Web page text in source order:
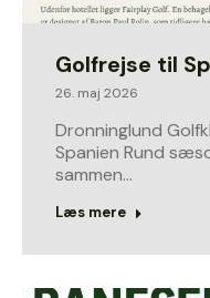
Golfrejse til
26. maj 2026
Dronninglund
Spanien Rund
sammen…
Læs mere